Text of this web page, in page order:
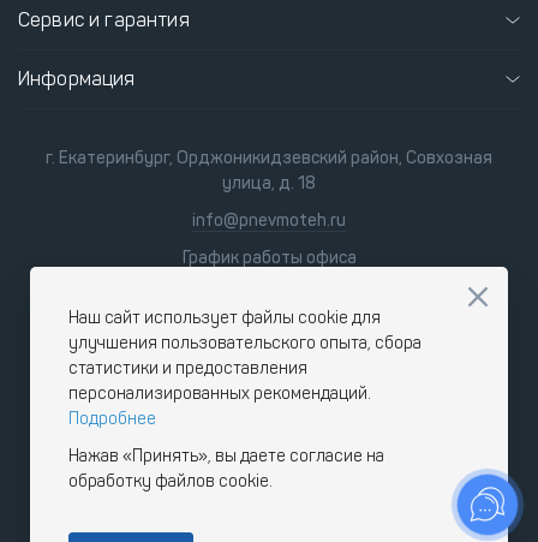
Сервис и гарантия
Информация
г. Екатеринбург, Орджоникидзевский район, Совхозная
улица, д. 18
info@pnevmoteh.ru
График работы офиса
сб-вс 9:00 - 18:00
Наш сайт использует файлы cookie для
улучшения пользовательского опыта, сбора
статистики и предоставления
персонализированных рекомендаций.
Подробнее
Нажав «Принять», вы даете согласие на
обработку файлов cookie.